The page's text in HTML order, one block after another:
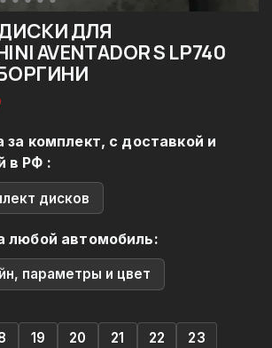
ДЛЯ
AVENTADOR S LP740
за комплект, с доставкой и
в РФ :
дисков
любой автомобиль:
параметры и цвет
19 20 21 22
23